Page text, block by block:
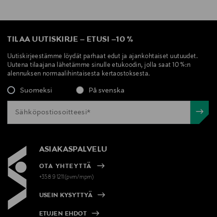
TILAA UUTISKIRJE – ETUSI –10 %
Uutiskirjeestämme löydät parhaat edut ja ajankohtaiset uutuudet.
Uutena tilaajana lähetämme sinulle etukoodin, jolla saat 10 %:n
alennuksen normaalihintaisesta kertaostoksesta.
Suomeksi På svenska
ASIAKASPALVELU
OTA YHTEYTTÄ
+358 9 1211(pvm/mpm)
USEIN KYSYTTYÄ
ETUJEN EHDOT